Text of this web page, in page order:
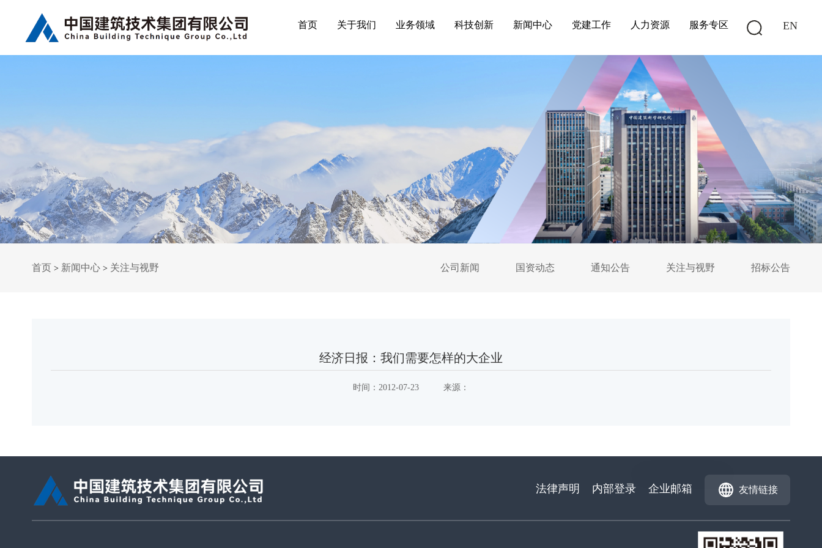
首页 关于我们 业务领域 科技创新 新闻中心 党建工作 人力资源 服务专区 EN
首页 > 新闻中心 > 关注与视野 公司新闻 国资动态 通知公告 关注与视野 招标公告
经济日报：我们需要怎样的大企业
时间： 2012-07-23 来源：
法律声明 内部登录 企业邮箱 友情链接